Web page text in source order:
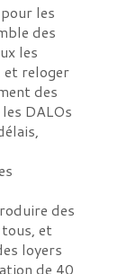
les
des
les
reloger
des
DALOs
des
et
loyers
de 40